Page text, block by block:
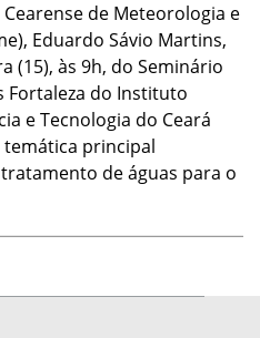
de Meteorologia e
Eduardo Sávio Martins,
(15), às 9h, do Seminário
Fortaleza do Instituto
e Tecnologia do Ceará
temática principal
de águas para o